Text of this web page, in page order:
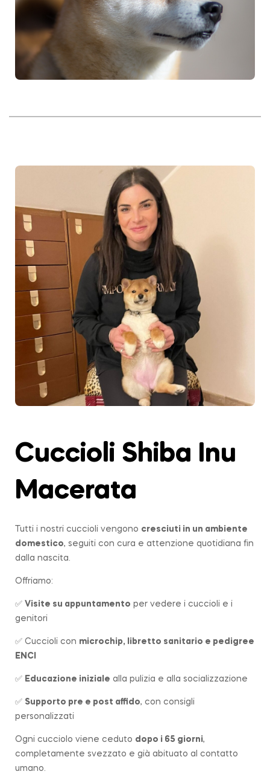
Cuccioli Shiba Inu
Macerata
Tutti i nostri cuccioli vengono cresciuti in un ambiente
domestico, seguiti con cura e attenzione quotidiana fin
dalla nascita.
Offriamo:
✅ Visite su appuntamento per vedere i cuccioli e i
genitori
✅ Cuccioli con microchip, libretto sanitario e pedigree
ENCI
✅ Educazione iniziale alla pulizia e alla socializzazione
✅ Supporto pre e post affido, con consigli
personalizzati
Ogni cucciolo viene ceduto dopo i 65 giorni,
completamente svezzato e già abituato al contatto
umano.